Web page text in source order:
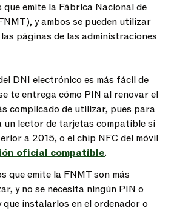
emite la Fábrica Nacional de
y ambos se pueden utilizar
páginas de las administraciones
DNI electrónico es más fácil de
te entrega cómo PIN al renovar el
complicado de utilizar, pues para
un lector de tarjetas compatible si
a 2015, o el chip NFC del móvil
oficial compatible.
que emite la FNMT son más
y no se necesita ningún PIN o
que instalarlos en el ordenador o